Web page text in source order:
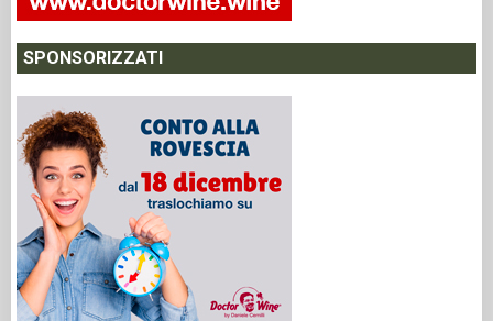
SPONSORIZZATI